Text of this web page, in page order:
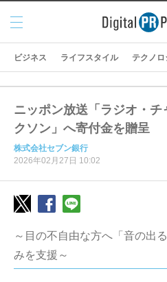
メニ
ュー
ビジネス ライフスタイル テクノ
ニッポン放送「ラジオ・チ
クソン」へ寄付金を贈呈
株式会社セブン銀行
2026年02月27日 10:02
～目の不自由な方へ「音の出
みを支援～